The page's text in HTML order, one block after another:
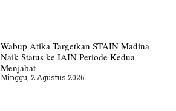
Wabup Atika Targetkan STAIN Madina
Naik Status ke IAIN Periode Kedua
Menjabat
Minggu, 2 Agustus 2026